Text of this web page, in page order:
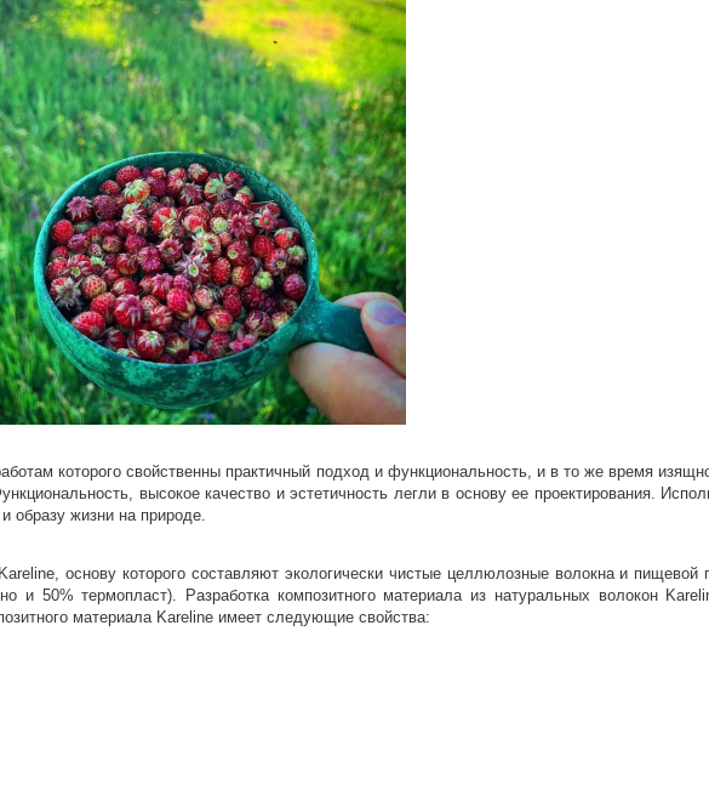
раз в 2 недели
plait.ru
которого свойственны практичный подход и функциональность, и в то же время
высокое качество и эстетичность легли в основу ее проектирования.
образу жизни на природе.
основу которого составляют экологически чистые целлюлозные волокна и
и 50% термопласт). Разработка композитного материала из натуральных волокон
материала Kareline имеет следующие свойства: